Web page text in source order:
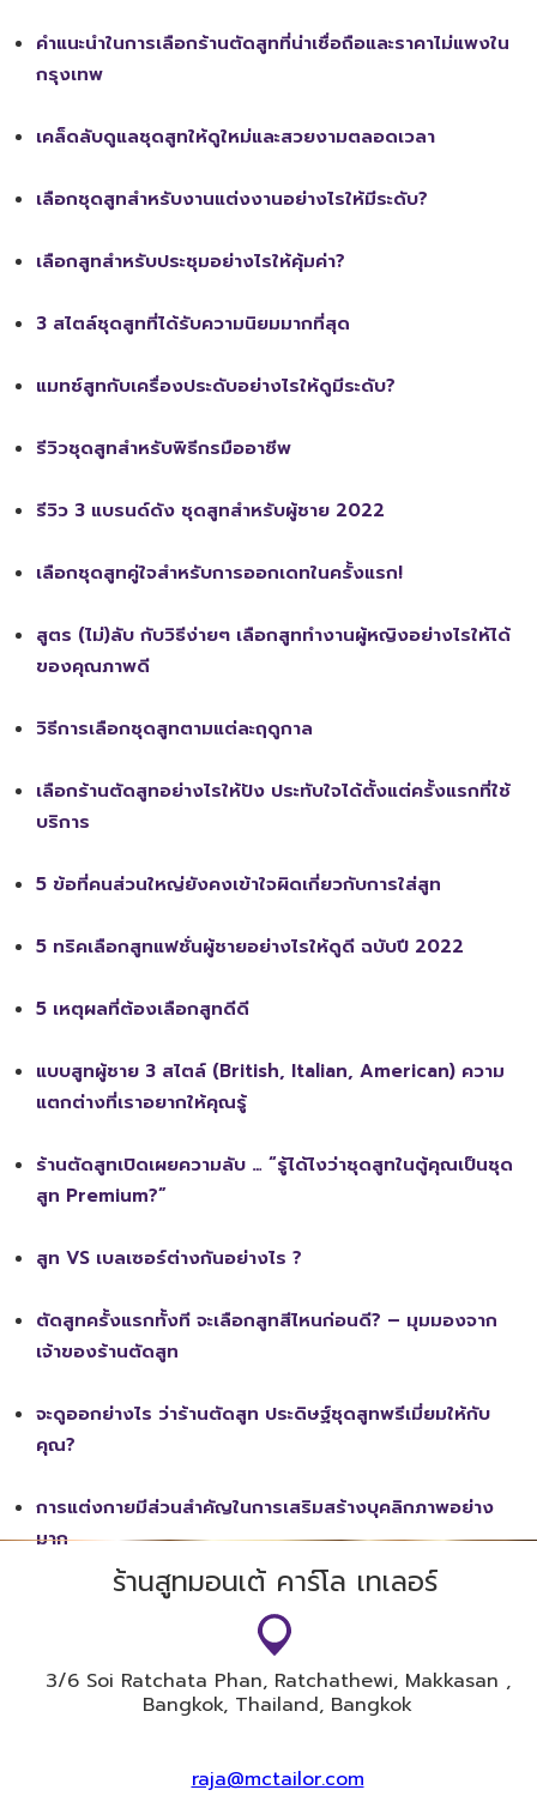
คำแนะนำในการเลือกร้านตัดสูทที่น่าเชื่อถือและราคาไม่แพงใน
กรุงเทพ
เคล็ดลับดูแลชุดสูทให้ดูใหม่และสวยงามตลอดเวลา
เลือกชุดสูทสำหรับงานแต่งงานอย่างไรให้มีระดับ?
เลือกสูทสำหรับประชุมอย่างไรให้คุ้มค่า?
3 สไตล์ชุดสูทที่ได้รับความนิยมมากที่สุด
แมทช์สูทกับเครื่องประดับอย่างไรให้ดูมีระดับ?
รีวิวชุดสูทสำหรับพิธีกรมืออาชีพ
รีวิว 3 แบรนด์ดัง ชุดสูทสำหรับผู้ชาย 2022
เลือกชุดสูทคู่ใจสำหรับการออกเดทในครั้งแรก!
สูตร (ไม่)ลับ กับวิธีง่ายๆ เลือกสูททำงานผู้หญิงอย่างไรให้ได้
ของคุณภาพดี
วิธีการเลือกชุดสูทตามแต่ละฤดูกาล
เลือกร้านตัดสูทอย่างไรให้ปัง ประทับใจได้ตั้งแต่ครั้งแรกที่ใช้
บริการ
5 ข้อที่คนส่วนใหญ่ยังคงเข้าใจผิดเกี่ยวกับการใส่สูท
5 ทริคเลือกสูทแฟชั่นผู้ชายอย่างไรให้ดูดี ฉบับปี 2022
5 เหตุผลที่ต้องเลือกสูทดีดี
แบบสูทผู้ชาย 3 สไตล์ (British, Italian, American) ความ
แตกต่างที่เราอยากให้คุณรู้
ร้านตัดสูทเปิดเผยความลับ … “รู้ได้ไงว่าชุดสูทในตู้คุณเป็นชุด
สูท Premium?”
สูท VS เบลเซอร์ต่างกันอย่างไร ?
ตัดสูทครั้งแรกทั้งที จะเลือกสูทสีไหนก่อนดี? – มุมมองจาก
เจ้าของร้านตัดสูท
จะดูออกย่างไร ว่าร้านตัดสูท ประดิษฐ์ชุดสูทพรีเมี่ยมให้กับ
คุณ?
การแต่งกายมีส่วนสำคัญในการเสริมสร้างบุคลิกภาพอย่าง
มาก
ร้านสูทมอนเต้ คาร์โล เทเลอร์
3/6 Soi​ Ratchata Phan, Ratchathewi, Makkasan ,
Bangkok, Thailand, Bangkok
raja@mctailor.com